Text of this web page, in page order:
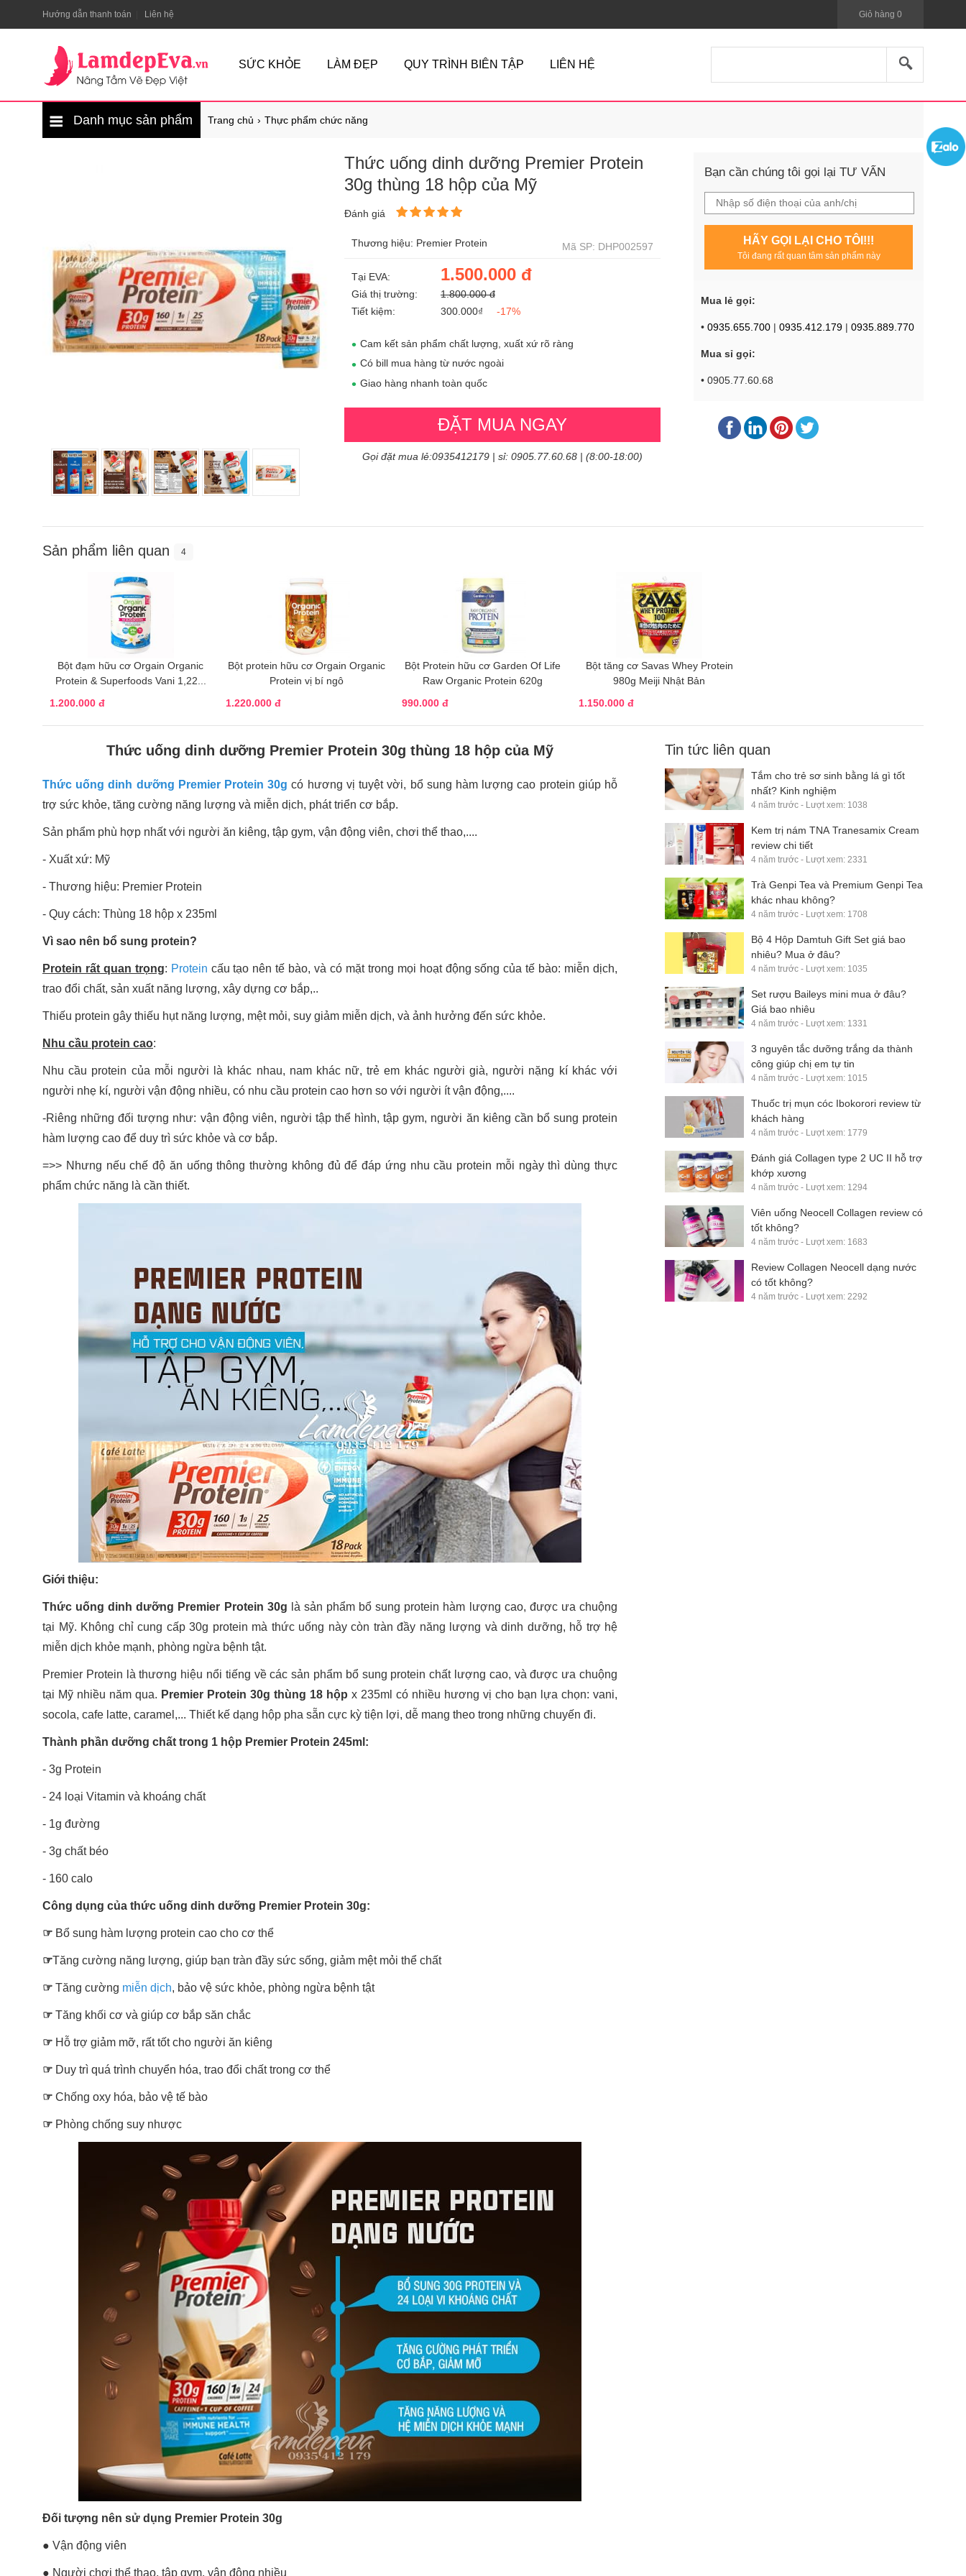
Hướng dẫn thanh toán Liên hệ Giỏ hàng 0
SỨC KHỎE LÀM ĐẸP QUY TRÌNH BIÊN TẬP LIÊN HỆ
Danh mục sản phẩm Trang chủ Thực phẩm chức năng
Thức uống dinh dưỡng Premier Protein
30g thùng 18 hộp của Mỹ
Đánh giá
Thương hiệu: Premier Protein Mã SP: DHP002597
Tại EVA: 1.500.000 đ
Giá thị trường:
1.800.000 đ
Tiết kiệm:
300.000₫ -17%
Cam kết sản phẩm chất lượng, xuất xứ rõ ràng
Có bill mua hàng từ nước ngoài
Giao hàng nhanh toàn quốc
ĐẶT MUA NGAY
Gọi đặt mua lẻ:0935412179 | sỉ: 0905.77.60.68 | (8:00-18:00)
Bạn cần chúng tôi gọi lại TƯ VẤN
HÃY GỌI LẠI CHO TÔI!!!
Tôi đang rất quan tâm sản phẩm này
Mua lẻ gọi:
• 0935.655.700 | 0935.412.179 | 0935.889.770
Mua sỉ gọi:
• 0905.77.60.68
Sản phẩm liên quan 4
Bột đạm hữu cơ Orgain Organic
Protein & Superfoods Vani 1,22...
1.200.000 đ
Bột protein hữu cơ Orgain Organic
Protein vị bí ngô
1.220.000 đ
Bột Protein hữu cơ Garden Of Life
Raw Organic Protein 620g
990.000 đ
Bột tăng cơ Savas Whey Protein
980g Meiji Nhật Bản
1.150.000 đ
Thức uống dinh dưỡng Premier Protein 30g thùng 18 hộp của Mỹ
Thức uống dinh dưỡng Premier Protein 30g có hương vị tuyệt vời, bổ sung hàm lượng cao protein giúp hỗ
trợ sức khỏe, tăng cường năng lượng và miễn dịch, phát triển cơ bắp.
Sản phẩm phù hợp nhất với người ăn kiêng, tập gym, vận động viên, chơi thể thao,....
- Xuất xứ: Mỹ
- Thương hiệu: Premier Protein
- Quy cách: Thùng 18 hộp x 235ml
Vì sao nên bổ sung protein?
Protein rất quan trọng: Protein cấu tạo nên tế bào, và có mặt trong mọi hoạt động sống của tế bào: miễn dịch,
trao đổi chất, sản xuất năng lượng, xây dựng cơ bắp,..
Thiếu protein gây thiếu hụt năng lượng, mệt mỏi, suy giảm miễn dịch, và ảnh hưởng đến sức khỏe.
Nhu cầu protein cao:
Nhu cầu protein của mỗi người là khác nhau, nam khác nữ, trẻ em khác người già, người nặng kí khác với
người nhẹ kí, người vận động nhiều, có nhu cầu protein cao hơn so với người ít vận động,....
-Riêng những đối tượng như: vận động viên, người tập thể hình, tập gym, người ăn kiêng cần bổ sung protein
hàm lượng cao để duy trì sức khỏe và cơ bắp.
=>> Nhưng nếu chế độ ăn uống thông thường không đủ để đáp ứng nhu cầu protein mỗi ngày thì dùng thực
phẩm chức năng là cần thiết.
Giới thiệu:
Thức uống dinh dưỡng Premier Protein 30g là sản phẩm bổ sung protein hàm lượng cao, được ưa chuộng
tại Mỹ. Không chỉ cung cấp 30g protein mà thức uống này còn tràn đầy năng lượng và dinh dưỡng, hỗ trợ hệ
miễn dịch khỏe mạnh, phòng ngừa bệnh tật.
Premier Protein là thương hiệu nổi tiếng về các sản phẩm bổ sung protein chất lượng cao, và được ưa chuộng
tại Mỹ nhiều năm qua. Premier Protein 30g thùng 18 hộp x 235ml có nhiều hương vị cho bạn lựa chọn: vani,
socola, cafe latte, caramel,... Thiết kế dạng hộp pha sẵn cực kỳ tiện lợi, dễ mang theo trong những chuyến đi.
Thành phần dưỡng chất trong 1 hộp Premier Protein 245ml:
- 3g Protein
- 24 loại Vitamin và khoáng chất
- 1g đường
- 3g chất béo
- 160 calo
Công dụng của thức uống dinh dưỡng Premier Protein 30g:
☞ Bổ sung hàm lượng protein cao cho cơ thể
☞Tăng cường năng lượng, giúp bạn tràn đầy sức sống, giảm mệt mỏi thể chất
☞ Tăng cường miễn dịch, bảo vệ sức khỏe, phòng ngừa bệnh tật
☞ Tăng khối cơ và giúp cơ bắp săn chắc
☞ Hỗ trợ giảm mỡ, rất tốt cho người ăn kiêng
☞ Duy trì quá trình chuyển hóa, trao đổi chất trong cơ thể
☞ Chống oxy hóa, bảo vệ tế bào
☞ Phòng chống suy nhược
Đối tượng nên sử dụng Premier Protein 30g
● Vận động viên
● Người chơi thể thao, tập gym, vận động nhiều
Tin tức liên quan
Tắm cho trẻ sơ sinh bằng lá gì tốt
nhất? Kinh nghiệm
4 năm trước - Lượt xem: 1038
Kem trị nám TNA Tranesamix Cream
review chi tiết
4 năm trước - Lượt xem: 2331
Trà Genpi Tea và Premium Genpi Tea
khác nhau không?
4 năm trước - Lượt xem: 1708
Bộ 4 Hộp Damtuh Gift Set giá bao
nhiêu? Mua ở đâu?
4 năm trước - Lượt xem: 1035
Set rượu Baileys mini mua ở đâu?
Giá bao nhiêu
4 năm trước - Lượt xem: 1331
3 nguyên tắc dưỡng trắng da thành
công giúp chị em tự tin
4 năm trước - Lượt xem: 1015
Thuốc trị mụn cóc Ibokorori review từ
khách hàng
4 năm trước - Lượt xem: 1779
Đánh giá Collagen type 2 UC II hỗ trợ
khớp xương
4 năm trước - Lượt xem: 1294
Viên uống Neocell Collagen review có
tốt không?
4 năm trước - Lượt xem: 1683
Review Collagen Neocell dạng nước
có tốt không?
4 năm trước - Lượt xem: 2292